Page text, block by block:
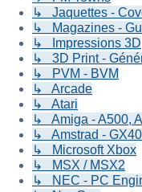
↳ Jaquettes -
↳ Magazines -
↳ Impressions 3D
↳ 3D Print -
↳ PVM - BVM
↳ Arcade
↳ Atari
↳ Amiga - A500,
↳ Amstrad -
↳ Microsoft Xbox
↳ MSX / MSX2
↳ NEC - PC